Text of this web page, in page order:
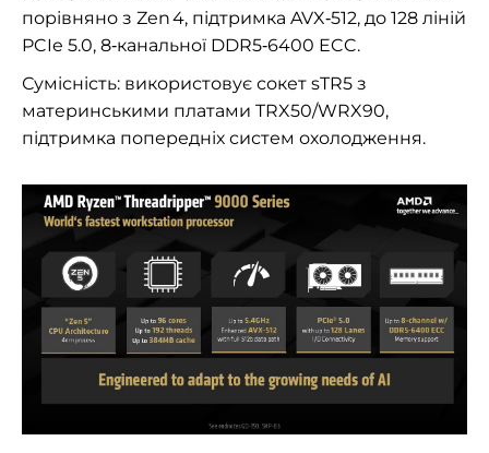
порівняно з Zen 4, підтримка AVX‑512, до 128 ліній
PCIe 5.0, 8‑канальної DDR5‑6400 ECC.
Сумісність: використовує сокет sTR5 з
материнськими платами TRX50/WRX90,
підтримка попередніх систем охолодження.